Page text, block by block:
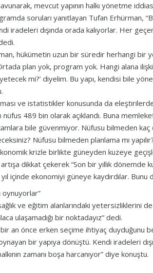
savunarak, mevcut yapının halkı yönetme
soruları yanıtlayan Tufan Erhürman,
iradeleri dışında orada kalıyorlar. Her
hükümetin uzun bir süredir herhangi bir
plan yok, program yok. Hangi alana
mi?’ diyelim. Bu yapı, kendisi bile
ve istatistikler konusunda da
nüfus 489 bin olarak açıklandı. Buna
bile güvenmiyor. Nüfusu bilmeden kaç
Nüfusu bilmeden planlama mı
krizle birlikte güneyden kuzeye
dikkat çekerek “Son bir yıllık
içinde ekonomiyi güneye kaydırdılar.
oynuyorlar”
ve eğitim alanlarındaki yetersizliklerini
ulaşamadığı bir noktadayız” dedi.
an önce erken seçime ihtiyaç duyduğunu
bir yapıya dönüştü. Kendi iradeleri
zamanı boşa harcanıyor” diye konuştu.